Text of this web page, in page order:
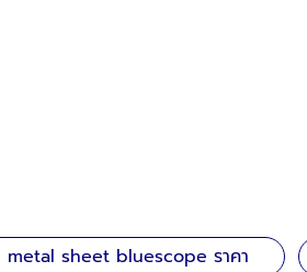
metal sheet bluescope ราคา